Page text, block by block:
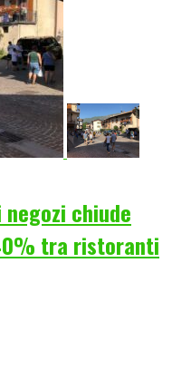
chiude
tra ristoranti